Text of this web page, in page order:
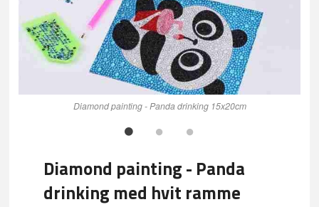
Diamond painting - Panda drinking 15x20cm
Diamond painting - Panda
drinking med hvit ramme